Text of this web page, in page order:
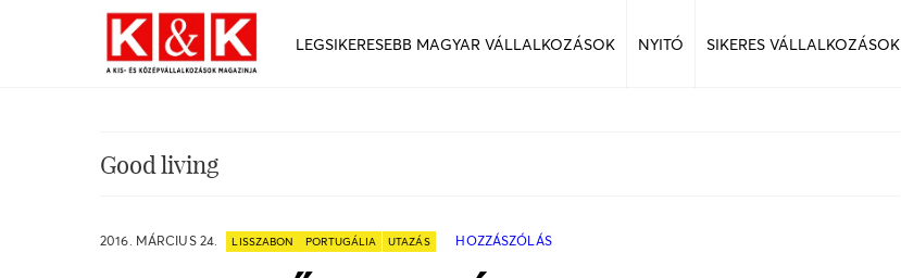
LEGSIKERESEBB MAGYAR VÁLLALKOZÁSOK NYITÓ SIKERES VÁLLALKOZÁSOK
Good living
2016. MÁRCIUS 24. LISSZABON PORTUGÁLIA UTAZÁS HOZZÁSZÓLÁS